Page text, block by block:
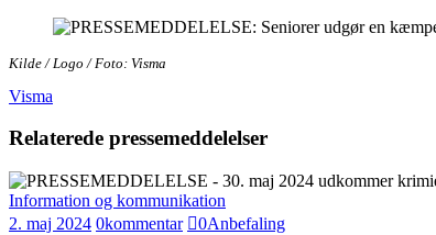
Kilde / Logo / Foto: Visma
Visma
Relaterede pressemeddelelser
Information og kommunikation
2. maj 2024 0kommentar 0Anbefaling